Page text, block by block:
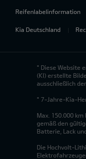
Reifenlabelinformation
Kia Deutschland
* Diese Website
(KI) erstellte
ausschließlich
* 7-Jahre-Kia-
Max. 150.000
gemäß den
Batterie, Lack
Die Hochvolt-